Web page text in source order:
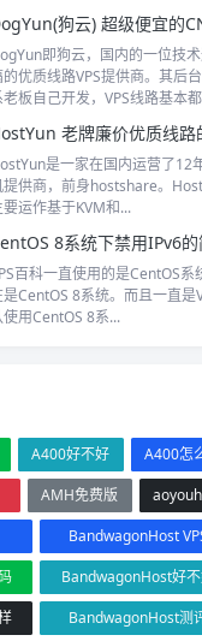
即狗云，国内的一位技
的优质线路VPS提供商。其后
老板自己开发，VPS线路基本
是一家在国内运营了12
提供商，前身hostshare。
要运作基于KVM和...
百科一直使用的是CentOS系
是CentOS 8系统。而且一直是
使用CentOS 8系...
A400好不好
A400怎
AMH免费版
BandwagonHost
BandwagonHost好
BandwagonHost测